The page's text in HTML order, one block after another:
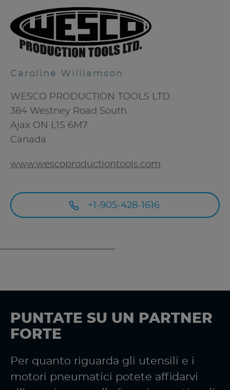
Caroline Williamson
WESCO PRODUCTION TOOLS LTD.
384 Westney Road South
Ajax ON L1S 6M7
Canada
www.wescoproductiontools.com
+1-905-428-1616
PUNTATE SU UN PARTNER
FORTE
Per quanto riguarda gli utensili e i
motori pneumatici potete affidarvi